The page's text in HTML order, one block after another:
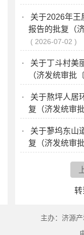
·
关于2026年王
报告的批复（
2026-07-02
·
关于丁斗村美
（济发统审批
·
关于熬坪人居
复（济发统审
·
关于蓼坞东山
复（济发统审
转
主办：济源